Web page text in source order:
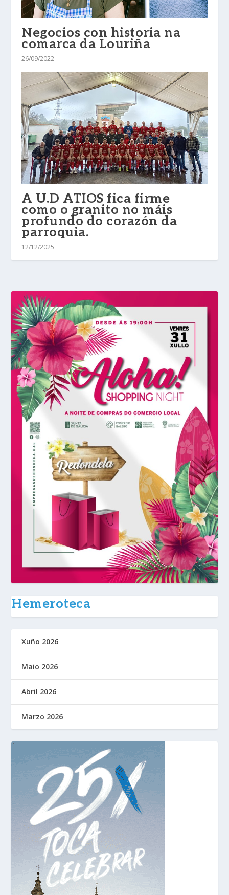
Negocios con historia na
comarca da Louriña
26/09/2022
A U.D ATIOS fica firme
como o granito no máis
profundo do corazón da
parroquia.
12/12/2025
Hemeroteca
Xuño 2026
Maio 2026
Abril 2026
Marzo 2026